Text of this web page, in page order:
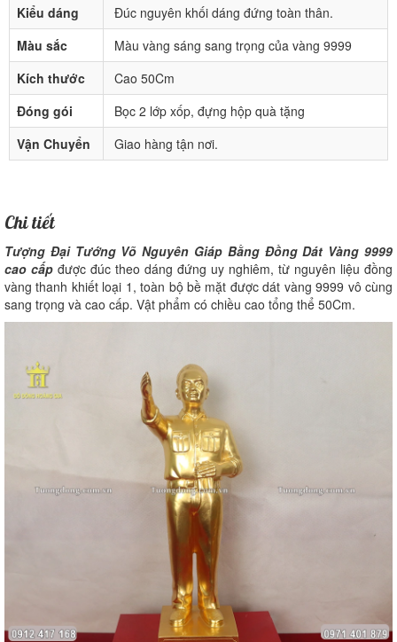
Kiểu dáng
Đúc nguyên khối dáng đứng toàn thân.
Màu sắc
Màu vàng sáng sang trọng của vàng 9999
Kích thước
Cao 50Cm
Đóng gói
Bọc 2 lớp xốp, đựng hộp quà tặng
Vận Chuyển
Giao hàng tận nơi.
Chi tiết
Tượng Đại Tướng Võ Nguyên Giáp Bằng Đồng Dát Vàng 9999
cao cấp được đúc theo dáng đứng uy nghiêm, từ nguyên liệu đồng
vàng thanh khiết loại 1, toàn bộ bề mặt được dát vàng 9999 vô cùng
sang trọng và cao cấp. Vật phẩm có chiều cao tổng thể 50Cm.